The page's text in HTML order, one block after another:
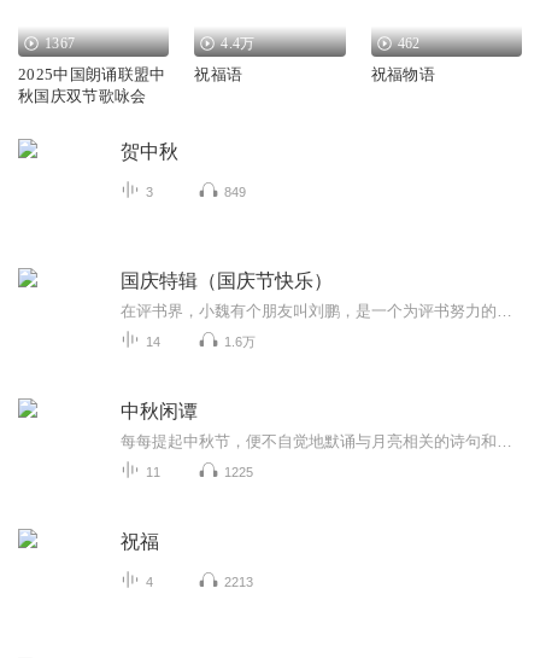
1367
2025中国朗诵联盟中
秋国庆双节歌咏会
4.4万
祝福语
462
祝福物语
贺中秋
3 849
国庆特辑（国庆节快乐）
14 1.6万
中秋闲谭
11 1225
祝福
4 2213